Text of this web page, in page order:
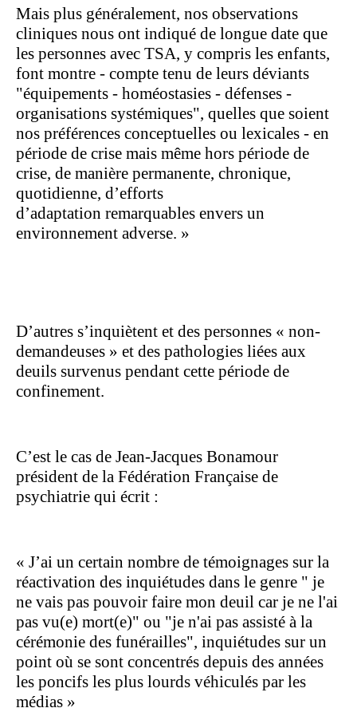
Mais plus généralement, nos observations
cliniques nous ont indiqué de longue date que
les personnes avec TSA, y compris les enfants,
font montre - compte tenu de leurs déviants
"équipements - homéostasies - défenses -
organisations systémiques", quelles que soient
nos préférences conceptuelles ou lexicales - en
période de crise mais même hors période de
crise, de manière permanente, chronique,
quotidienne, d’efforts
d’adaptation remarquables envers un
environnement adverse. »
D’autres s’inquiètent et des personnes « non-
demandeuses » et des pathologies liées aux
deuils survenus pendant cette période de
confinement.
C’est le cas de Jean-Jacques Bonamour
président de la Fédération Française de
psychiatrie qui écrit :
« J’ai un certain nombre de témoignages sur la
réactivation des inquiétudes dans le genre " je
ne vais pas pouvoir faire mon deuil car je ne l'ai
pas vu(e) mort(e)" ou "je n'ai pas assisté à la
cérémonie des funérailles", inquiétudes sur un
point où se sont concentrés depuis des années
les poncifs les plus lourds véhiculés par les
médias »